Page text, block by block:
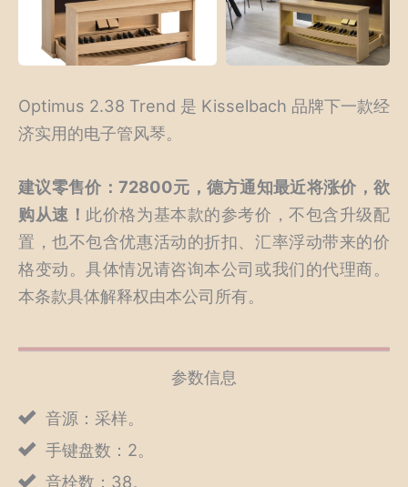
Optimus 2.38 Trend 是 Kisselbach 品牌下一款经
济实用的电子管风琴。
建议零售价：72800元，德方通知最近将涨价，欲
购从速！ 此价格为基本款的参考价，不包含升级配
置，也不包含优惠活动的折扣、汇率浮动带来的价
格变动。具体情况请咨询本公司或我们的代理商。
本条款具体解释权由本公司所有。
参数信息
音源：采样。
手键盘数：2。
音栓数：38。